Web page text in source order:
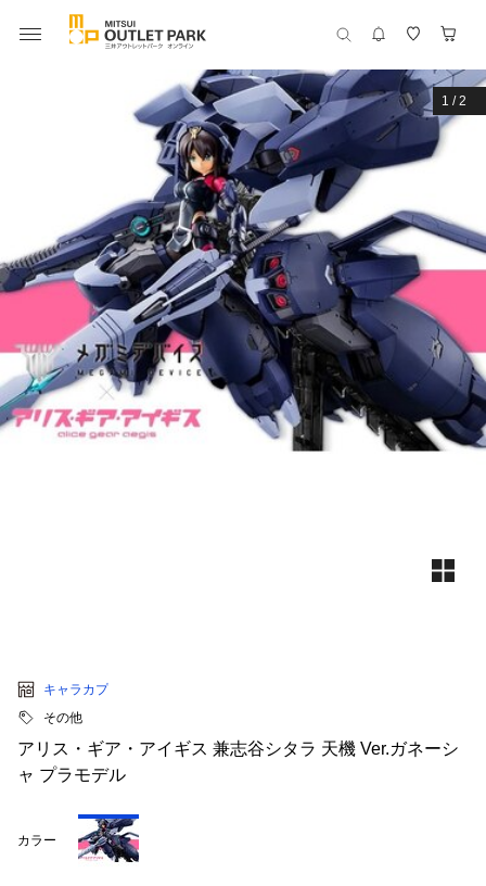
1 /2
キャラカプ
その他
アリス・ギア・アイギス 兼志谷シタラ 天機 Ver.ガネーシ
ャ プラモデル
カラー